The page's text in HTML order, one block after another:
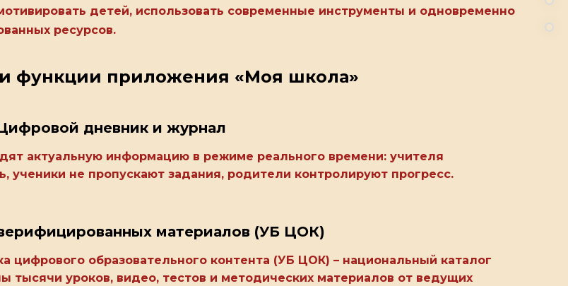
детей, использовать современные инструменты и одновременно
ресурсов.
функции приложения «Моя школа»
дневник и журнал
актуальную информацию в режиме реального времени: учителя
не пропускают задания, родители контролируют прогресс.
материалов (УБ ЦОК)
цифрового образовательного контента (УБ ЦОК) – национальный каталог
тысячи уроков, видео, тестов и методических материалов от ведущих